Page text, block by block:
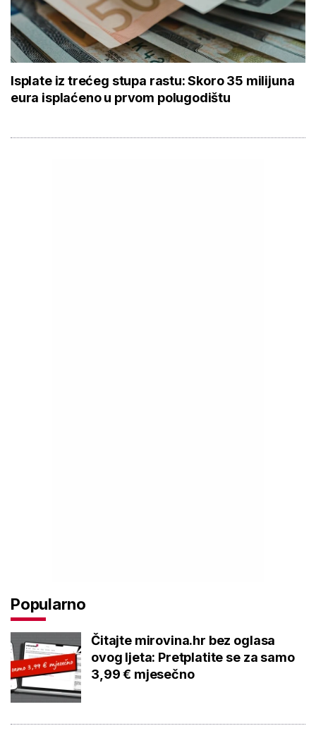
Isplate iz trećeg stupa rastu: Skoro 35 milijuna
eura isplaćeno u prvom polugodištu
Popularno
Čitajte mirovina.hr bez oglasa
ovog ljeta: Pretplatite se za samo
3,99 € mjesečno